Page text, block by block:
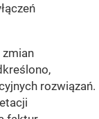
rozwiązań.